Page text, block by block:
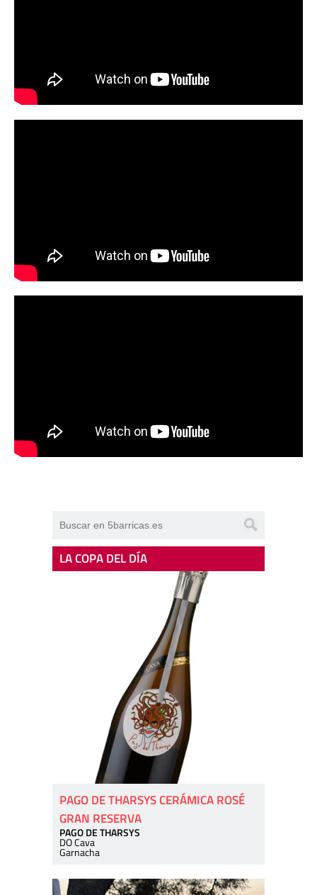
LA COPA DEL DÍA
PAGO DE THARSYS CERÁMICA ROSÉ
GRAN RESERVA
PAGO DE THARSYS
DO Cava
Garnacha